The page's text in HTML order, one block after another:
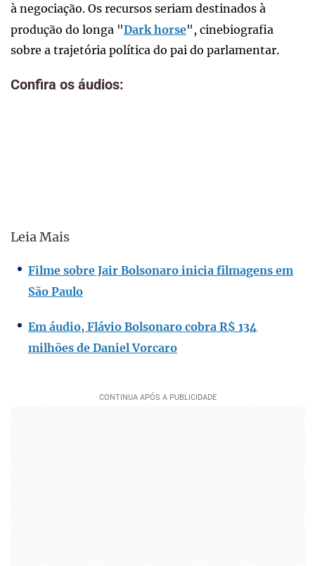
à negociação. Os recursos seriam destinados à
produção do longa "Dark horse", cinebiografia
sobre a trajetória política do pai do parlamentar.
Confira os áudios:
Leia Mais
Filme sobre Jair Bolsonaro inicia filmagens em
São Paulo
Em áudio, Flávio Bolsonaro cobra R$ 134
milhões de Daniel Vorcaro